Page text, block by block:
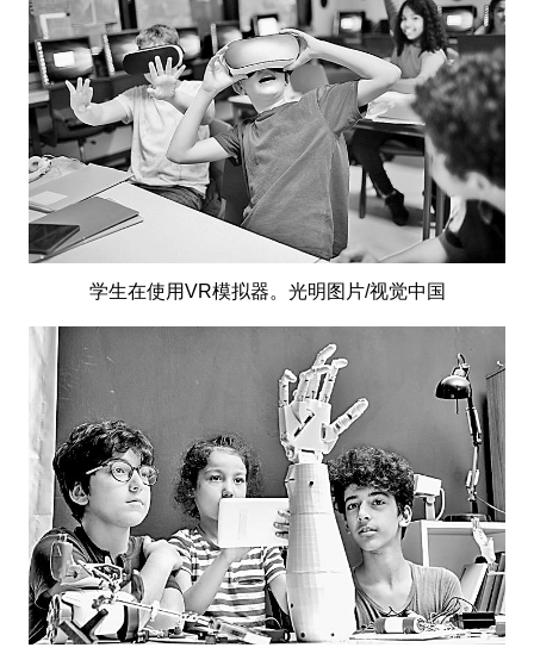
学生在使用VR模拟器。光明图片/视觉中国